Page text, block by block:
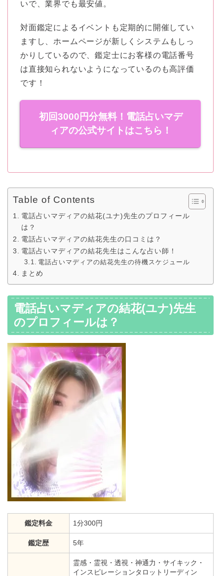
いで、業界でも最安値。
対面鑑定によるイベントも定期的に開催してい
ますし、ホームページが新しくシステムもしっ
かりしているので、鑑定士にお客様の電話番号
は直接知られないようになっているのも高評価
です！
初回3000円分無料！電話占いマデ
ィアの公式サイトはこちら！
Table of Contents
電話占いマディアの結花(ユナ)先生のプロフィール
は？
電話占いマディアの結花先生の口コミは？
電話占いマディアの結花先生はこんな占い師！
電話占いマディアの結花先生の待機スケジュール
まとめ
電話占いマディアの結花(ユナ)先生
のプロフィールは？
鑑定料金 1分300円
鑑定歴 5年
霊感・霊視・透視・神通力・サイキック・
インスピレーションタロットリーディン